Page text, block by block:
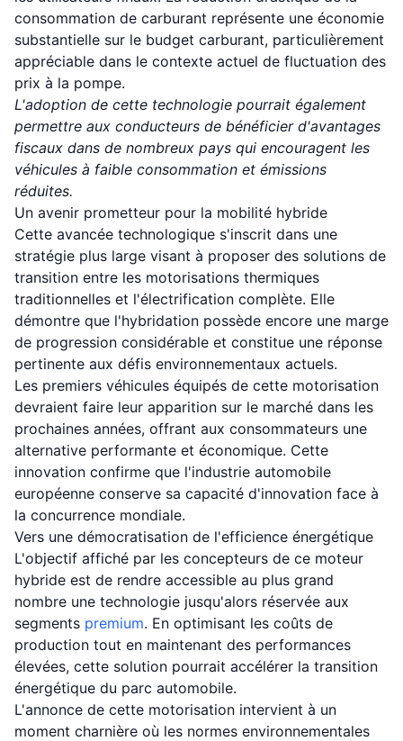
consommation de carburant représente une économie
substantielle sur le budget carburant, particulièrement
appréciable dans le contexte actuel de fluctuation des
prix à la pompe.
L'adoption de cette technologie pourrait également
permettre aux conducteurs de bénéficier d'avantages
fiscaux dans de nombreux pays qui encouragent les
véhicules à faible consommation et émissions
réduites.
Un avenir prometteur pour la mobilité hybride
Cette avancée technologique s'inscrit dans une
stratégie plus large visant à proposer des solutions de
transition entre les motorisations thermiques
traditionnelles et l'électrification complète. Elle
démontre que l'hybridation possède encore une marge
de progression considérable et constitue une réponse
pertinente aux défis environnementaux actuels.
Les premiers véhicules équipés de cette motorisation
devraient faire leur apparition sur le marché dans les
prochaines années, offrant aux consommateurs une
alternative performante et économique. Cette
innovation confirme que l'industrie automobile
européenne conserve sa capacité d'innovation face à
la concurrence mondiale.
Vers une démocratisation de l'efficience énergétique
L'objectif affiché par les concepteurs de ce moteur
hybride est de rendre accessible au plus grand
nombre une technologie jusqu'alors réservée aux
segments premium. En optimisant les coûts de
production tout en maintenant des performances
élevées, cette solution pourrait accélérer la transition
énergétique du parc automobile.
L'annonce de cette motorisation intervient à un
moment charnière où les normes environnementales